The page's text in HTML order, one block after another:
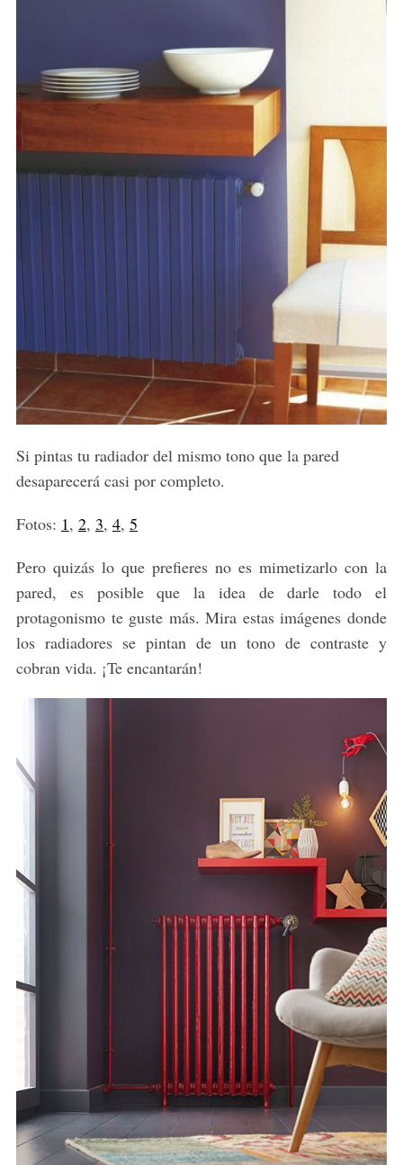
Si pintas tu radiador del mismo tono que la pared
desaparecerá casi por completo.
Fotos: 1, 2, 3, 4, 5
Pero quizás lo que prefieres no es mimetizarlo con la
pared, es posible que la idea de darle todo el
protagonismo te guste más. Mira estas imágenes donde
los radiadores se pintan de un tono de contraste y
cobran vida. ¡Te encantarán!